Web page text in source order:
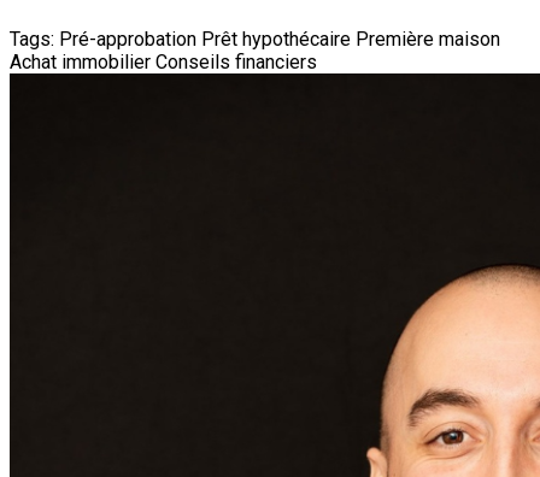
Tags: Pré-approbation Prêt hypothécaire Première maison
Achat immobilier Conseils financiers